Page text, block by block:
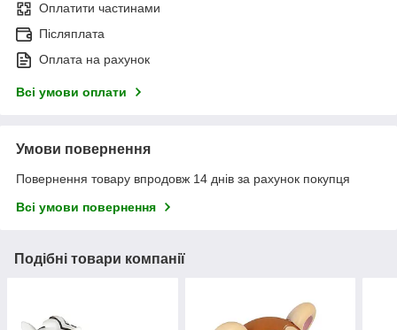
Оплатити частинами
Післяплата
Оплата на рахунок
Всі умови оплати
Умови повернення
Повернення товару впродовж 14 днів за рахунок покупця
Всі умови повернення
Подібні товари компанії